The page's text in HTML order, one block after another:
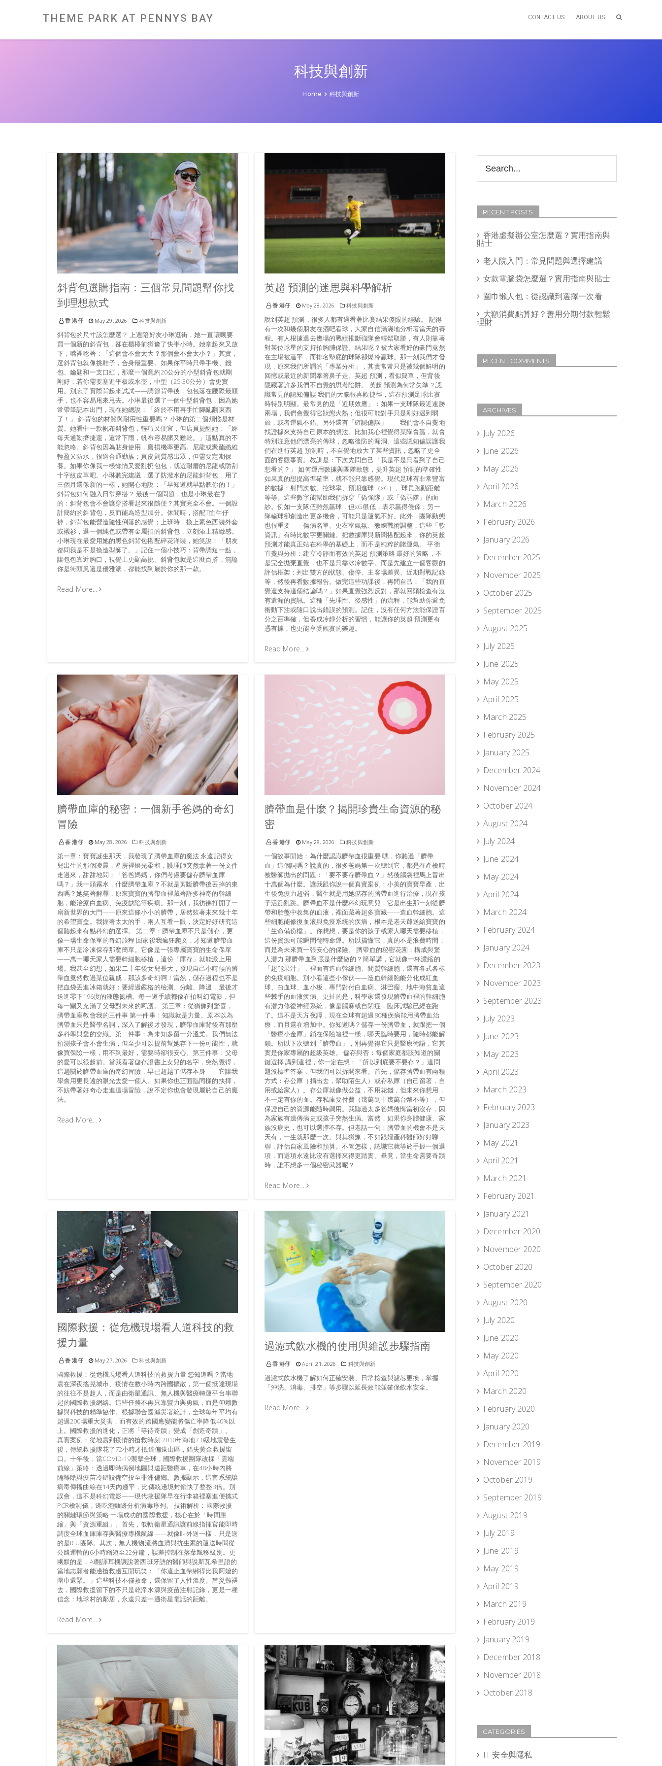
THEME PARK AT PENNYS BAY CONTACT US ABOUT US
科技與創新
Home 科技與創新
斜背包選購指南：三個常見問題幫你找
到理想款式
香 港仔 May 29, 2026 科技與創新
斜背包的尺寸該怎麼選？ 上週陪好友小琳逛街，她一直嚷嚷要
買一個新的斜背包，卻在櫃檯前猶豫了快半小時。她拿起來又放
下，嘴裡唸著：「這個會不會太大？那個會不會太小？」其實，
選斜背包就像挑鞋子，合身最重要。如果你平時只帶手機、錢
包、鑰匙和一支口紅，那麼一個寬約20公分的小型斜背包就剛
剛好；若你需要塞進平板或水壺，中型（25-30公分）會更實
用。別忘了實際背起來試試——調節背帶後，包包落在腰際最順
手，也不容易甩來甩去。小琳最後選了一個中型斜背包，因為她
常帶筆記本出門，現在她總說：「終於不用再手忙腳亂翻東西
了！」 斜背包的材質與耐用性重要嗎？ 小琳的第二個煩惱是材
質。她看中一款帆布斜背包，輕巧又便宜，但店員提醒她：「妳
每天通勤擠捷運，還常下雨，帆布容易髒又難乾。」這點真的不
能忽略。斜背包因為貼身使用，磨損機率更高。尼龍或聚酯纖維
輕盈又防水，很適合通勤族；真皮則質感出眾，但需要定期保
養。如果你像我一樣懶惰又愛亂扔包包，就選耐磨的尼龍或防刮
十字紋皮革吧。小琳聽完建議，選了防潑水的尼龍斜背包，用了
三個月還像新的一樣，她開心地說：「早知道就早點聽你的！」
斜背包如何融入日常穿搭？ 最後一個問題，也是小琳最在乎
的：斜背包會不會讓穿搭看起來很隨便？其實完全不會。一個設
計簡約的斜背包，反而能為造型加分。休閒時，搭配T恤牛仔
褲，斜背包能營造隨性俐落的感覺；上班時，換上素色西裝外套
或襯衫，選一個純色或帶有金屬扣的斜背包，立刻添上精緻感。
小琳現在最愛用她的黑色斜背包搭配碎花洋裝，她笑說：「朋友
都問我是不是換造型師了。」記住一個小技巧：背帶調短一點，
讓包包靠近胸口，視覺上更顯高挑。斜背包就是這麼百搭，無論
你是街頭風還是優雅派，都能找到屬於你的那一款。
Read More...
英超 預測的迷思與科學解析
香 港仔 May 28, 2026 科技與創新
說到英超 預測，很多人都有過看著比賽結果傻眼的經驗。 記得
有一次和幾個朋友在酒吧看球，大家自信滿滿地分析著當天的賽
程。有人根據過去幾場的戰績推斷強隊會輕鬆取勝，有人則靠著
對某位球星的支持拍胸脯保證。結果呢？被大家看好的豪門竟然
在主場被逼平，而排名墊底的球隊卻爆冷贏球。那一刻我們才發
現，原來我們所謂的「專業分析」，其實常常只是被幾個鮮明的
回憶或最近的新聞牽著鼻子走。英超 預測，看似簡單，但背後
隱藏著許多我們不自覺的思考陷阱。 英超 預測為何常失準？認
識常見的認知偏誤 我們的大腦很喜歡捷徑，這在預測足球比賽
時特別明顯。最常見的是「近期效應」：如果一支球隊最近連勝
兩場，我們會覺得它狀態火熱；但很可能對手只是剛好遇到弱
旅，或者運氣不錯。另外還有「確認偏誤」——我們會不自覺地
找證據來支持自己原本的想法。比如我心裡覺得某隊會贏，就會
特別注意他們漂亮的傳球，忽略後防的漏洞。這些認知偏誤讓我
們在進行英超 預測時，不自覺地放大了某些資訊，忽略了更全
面的客觀事實。教訓是：下次先問自己「我是不是只看到了自己
想看的？」 如何運用數據與團隊動態，提升英超 預測的準確性
如果真的想提高準確率，就不能只靠感覺。現代足球有非常豐富
的數據：射門次數、控球率、預期進球（xG）、球員跑動距離
等等。這些數字能幫助我們拆穿「偽強隊」或「偽弱隊」的面
紗。例如一支隊伍雖然贏球，但xG很低，表示贏得僥倖；另一
隊輸球卻創造出更多機會，可能只是運氣不好。此外，團隊動態
也很重要——傷病名單、更衣室氣氛、教練戰術調整，這些「軟
資訊」有時比數字更關鍵。把數據庫與新聞搭配起來，你的英超
預測才能真正站在科學的基礎上，而不是純粹的賭運氣。 平衡
直覺與分析：建立冷靜而有效的英超 預測策略 最好的策略，不
是完全拋棄直覺，也不是只靠冰冷數字。而是先建立一個客觀的
評估框架：列出雙方的狀態、傷停、主客場差異、近期對戰記錄
等，然後再看數據報告。做完這些功課後，再問自己：「我的直
覺還支持這個結論嗎？」如果直覺強烈反對，那就回頭檢查有沒
有遺漏的資訊。這種「先理性、後感性」的流程，能幫助你避免
衝動下注或隨口說出錯誤的預測。記住，沒有任何方法能保證百
分之百準確，但養成冷靜分析的習慣，能讓你的英超 預測更有
憑有據，也更能享受觀賽的樂趣。
Read More...
臍帶血庫的秘密：一個新手爸媽的奇幻
冒險
香 港仔 May 28, 2026 科技與創新
第一章：寶寶誕生那天，我發現了臍帶血庫的魔法 永遠記得女
兒出生的那個凌晨，產房裡燈光柔和，護理師突然拿著一份文件
走過來，甜甜地問：「爸爸媽媽，你們考慮要儲存臍帶血庫
嗎？」我一頭霧水，什麼臍帶血庫？不就是剪斷臍帶後丟掉的東
西嗎？她笑著解釋，原來寶寶的臍帶血裡藏著許多神奇的幹細
胞，能治療白血病、免疫缺陷等疾病。那一刻，我彷彿打開了一
扇新世界的大門——原來這條小小的臍帶，居然裝著未來幾十年
的希望寶盒。我握著太太的手，兩人互看一眼，決定好好研究這
個聽起來有點科幻的選擇。 第二章：臍帶血庫不只是儲存，更
像一場生命保單的奇幻旅程 回家後我瘋狂爬文，才知道臍帶血
庫不只是冷凍保存那麼簡單。它像是一張專屬寶寶的生命保單
——萬一哪天家人需要幹細胞移植，這份「庫存」就能派上用
場。我甚至幻想，如果二十年後女兒長大，發現自己小時候的臍
帶血竟然救過某位親戚，那該多奇幻啊！當然，儲存過程也不是
把血袋丟進冰箱就好：要經過嚴格的檢測、分離、降溫，最後才
送進零下196度的液態氮槽。每一道手續都像在拍科幻電影，但
每一關又充滿了父母對未來的呵護。 第三章：從猶豫到驚喜，
臍帶血庫教會我的三件事 第一件事：知識就是力量。原本以為
臍帶血只是醫學名詞，深入了解後才發現，臍帶血庫背後有那麼
多科學與愛的交織。第二件事：為未知多留一分溫柔。我們無法
預測孩子會不會生病，但至少可以提前幫她存下一份可能性，就
像買保險一樣，用不到最好，需要時卻很安心。第三件事：父母
的愛可以很超前。當我看著儲存證書上女兒的名字，突然覺得，
這趟關於臍帶血庫的奇幻冒險，早已超越了儲存本身——它讓我
學會用更長遠的眼光去愛一個人。如果你也正面臨同樣的抉擇，
不妨帶著好奇心走進這場冒險，說不定你也會發現屬於自己的魔
法。
Read More...
臍帶血是什麼？揭開珍貴生命資源的秘
密
香 港仔 May 28, 2026 科技與創新
一個故事開始：為什麼認識臍帶血很重要 嘿，你聽過「臍帶
血」這個詞嗎？說真的，很多爸媽第一次聽到它，都是在產檢時
被醫師拋出的問題：「要不要存臍帶血？」然後腦袋裡馬上冒出
十萬個為什麼。讓我跟你說一個真實案例：小美的寶寶早產，出
生後免疫力超弱，醫生就是用她儲存的臍帶血進行治療，現在孩
子活蹦亂跳。臍帶血不是什麼科幻玩意兒，它是出生那一刻從臍
帶和胎盤中收集的血液，裡面藏著超多寶藏——造血幹細胞。這
些細胞能修復血液與免疫系統的疾病，根本是老天爺送給寶寶的
「生命備份檔」。你想想，要是你的孩子或家人哪天需要移植，
這份資源可能瞬間翻轉命運。所以搞懂它，真的不是浪費時間，
而是為未來買一張安心的保險。 臍帶血的秘密花園：構成與驚
人潛力 那臍帶血到底是什麼做的？簡單講，它就像一杯濃縮的
「超能果汁」，裡面有造血幹細胞、間質幹細胞，還有各式各樣
的免疫細胞。別小看這些小傢伙——造血幹細胞能分化成紅血
球、白血球、血小板，專門對付白血病、淋巴瘤、地中海貧血這
些棘手的血液疾病。更扯的是，科學家還發現臍帶血裡的幹細胞
有潛力修復神經系統，像是腦麻或自閉症，臨床試驗已經在跑
了。這不是天方夜譚，現在全球有超過80種疾病能用臍帶血治
療，而且還在增加中。你知道嗎？儲存一份臍帶血，就跟把一個
「醫療小金庫」鎖在保險箱裡一樣，哪天臨時要用，隨時都能解
鎖。所以下次聽到「臍帶血」，別再覺得它只是醫療術語，它其
實是你家專屬的超級英雄。 儲存與否：每個家庭都該知道的關
鍵選擇 講到這裡，你一定在想：「所以到底要不要存？」這問
題沒標準答案，但我們可以拆開來看。首先，儲存臍帶血有兩種
方式：存公庫（捐出去，幫助陌生人）或存私庫（自己留著，自
用或給家人）。存公庫就像做公益，不用花錢，但未來你想用，
不一定有你的血。存私庫要付費（幾萬到十幾萬台幣不等），但
保證自己的資源能隨時調用。我聽過太多爸媽後悔當初沒存，因
為家族有遺傳病史或孩子突然生病。當然，如果你身體健康、家
族沒病史，也可以選擇不存。但老話一句：臍帶血的機會不是天
天有，一生就那麼一次。與其猶豫，不如跟婦產科醫師好好聊
聊，評估自家風險和預算。不管怎樣，認識它就等於手握一個選
項，而選項永遠比沒有選擇來得更踏實。畢竟，當生命需要奇蹟
時，誰不想多一個秘密武器呢？
Read More...
國際救援：從危機現場看人道科技的救
援力量
香 港仔 May 27, 2026 科技與創新
國際救援：從危機現場看人道科技的救援力量 您知道嗎？當地
震在深夜搖晃城市、疫情在數小時內跨國擴散，第一個抵達現場
的往往不是超人，而是由衛星通訊、無人機與醫療轉運平台串聯
起的國際救援網絡。這些任務不再只靠蠻力與勇氣，而是仰賴數
據與科技的精準協作。根據聯合國減災署統計，全球每年平均有
超過200場重大災害，而有效的跨國應變能將傷亡率降低40%以
上。國際救援的進化，正將「等待奇蹟」變成「創造奇蹟」。
真實案例：從地震到疫情的搶救時刻 2010年海地7.0級地震發生
後，傳統救援隊花了72小時才抵達偏遠山區，錯失黃金救援窗
口。十年後，當COVID-19襲擊全球，國際救援團隊改採「雲端
前線」策略：透過即時病例地圖與遠距醫療車，在48小時內將
隔離艙與疫苗冷鏈設備空投至非洲偏鄉。數據顯示，這套系統讓
病毒傳播曲線在14天內趨平，比傳統邊境封鎖快了整整3倍。別
誤會，這不是科幻電影——現代救援隊早在行李箱裡塞進便攜式
PCR檢測儀，邊吃泡麵邊分析病毒序列。 技術解析：國際救援
的關鍵環節與策略 一場成功的國際救援，核心在於「時間壓
縮」與「資源重組」。首先，低軌衛星通訊讓前線指揮官能即時
調度全球血庫庫存與醫療專機航線——就像叫外送一樣，只是送
的是ICU團隊。其次，無人機物流將血清與抗生素的運送時間從
公路運輸的6小時縮短至22分鐘，誤差控制在落葉飄移級別。更
幽默的是，AI翻譯耳機讓說著西班牙語的醫師與說斯瓦希里語的
當地志願者能邊搶救邊互開玩笑：「你這止血帶綁得比我阿嬤的
圍巾還緊。」這些科技不僅救命，還保留了人性溫度。當災難褪
去，國際救援留下的不只是乾淨水源與疫苗注射記錄，更是一種
信念：地球村的鄰居，永遠只差一通衛星電話的距離。
Read More...
過濾式飲水機的使用與維護步驟指南
香 港仔 April 21, 2026 科技與創新
過濾式飲水機了解如何正確安裝、日常檢查與濾芯更換，掌握
「沖洗、消毒、排空」等步驟以延長效能並確保飲水安全。
Read More...
RECENT POSTS
香港虛擬辦公室怎麼選？實用指南與
貼士
老人院入門：常見問題與選擇建議
女款電腦袋怎麼選？實用指南與貼士
圍巾懶人包：從認識到選擇一次看
大額消費點算好？善用分期付款輕鬆
理財
RECENT COMMENTS
ARCHIVES
July 2026
June 2026
May 2026
April 2026
March 2026
February 2026
January 2026
December 2025
November 2025
October 2025
September 2025
August 2025
July 2025
June 2025
May 2025
April 2025
March 2025
February 2025
January 2025
December 2024
November 2024
October 2024
August 2024
July 2024
June 2024
May 2024
April 2024
March 2024
February 2024
January 2024
December 2023
November 2023
September 2023
July 2023
June 2023
May 2023
April 2023
March 2023
February 2023
January 2023
May 2021
April 2021
March 2021
February 2021
January 2021
December 2020
November 2020
October 2020
September 2020
August 2020
July 2020
June 2020
May 2020
April 2020
March 2020
February 2020
January 2020
December 2019
November 2019
October 2019
September 2019
August 2019
July 2019
June 2019
May 2019
April 2019
March 2019
February 2019
January 2019
December 2018
November 2018
October 2018
CATEGORIES
IT 安全與隱私